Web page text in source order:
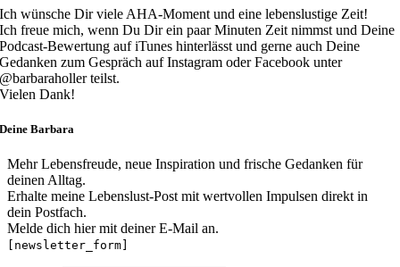
Ich wünsche Dir viele AHA-Moment und eine lebenslustige Zeit!
Ich freue mich, wennDu Dir ein paar Minuten Zeit nimmst und Deine
Podcast-Bewertung auf iTunes hinterlässt und gerne auch Deine
Gedanken zum Gespräch auf Instagram oder Facebook unter
@barbaraholler teilst.
Vielen Dank!
Deine Barbara
Mehr Lebensfreude, neue Inspiration und frische Gedanken für
deinen Alltag.
Erhalte meine Lebenslust-Post mit wertvollen Impulsen direkt in
dein Postfach.
Melde dich hier mit deiner E-Mail an.
[newsletter_form]